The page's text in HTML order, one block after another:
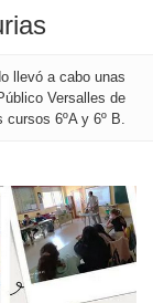
llevó a cabo unas
Versalles de
6ºA y 6º B.